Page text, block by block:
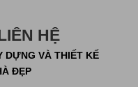
HỆ
DỰNG VÀ THIẾT KẾ
ĐẸP